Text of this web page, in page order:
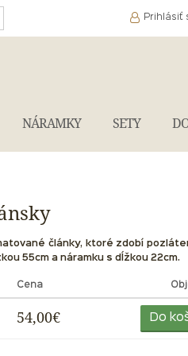
Prihlásiť
NÁRAMKY SETY
články, ktoré zdobí
55cm a náramku s dĺžkou 22cm.
Cena
54,00€ Do